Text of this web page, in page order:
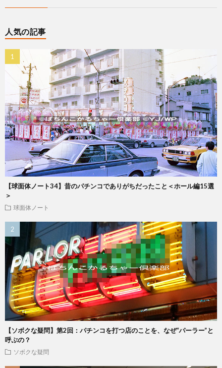
人気の記事
【球面体ノート34】昔のパチンコでありがちだったこと＜ホール編15選
＞
球面体ノート
【ソボクな疑問】第2回：パチンコを打つ店のことを、なぜ“パーラー”と
呼ぶの？
ソボクな疑問